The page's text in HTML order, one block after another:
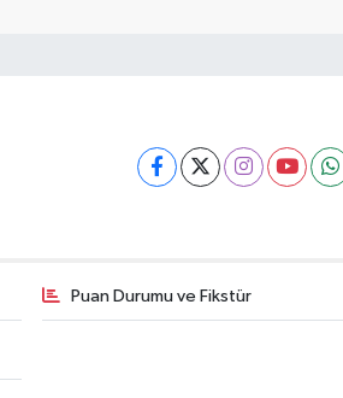
Puan Durumu ve Fikstür